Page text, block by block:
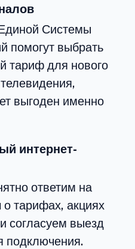
Системы
помогут выбрать
тариф для нового
выгоден именно
интернет-
ответим на
тарифах, акциях
согласуем выезд
подключения.